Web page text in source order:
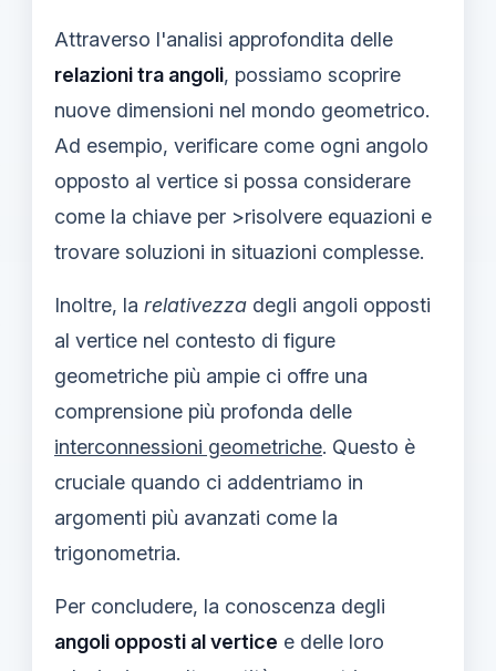
Attraverso l'analisi approfondita delle
relazioni tra angoli, possiamo scoprire
nuove dimensioni nel mondo geometrico.
Ad esempio, verificare come ogni angolo
opposto al vertice si possa considerare
come la chiave per >risolvere equazioni e
trovare soluzioni in situazioni complesse.
Inoltre, la relativezza degli angoli opposti
al vertice nel contesto di figure
geometriche più ampie ci offre una
comprensione più profonda delle
interconnessioni geometriche. Questo è
cruciale quando ci addentriamo in
argomenti più avanzati come la
trigonometria.
Per concludere, la conoscenza degli
angoli opposti al vertice e delle loro